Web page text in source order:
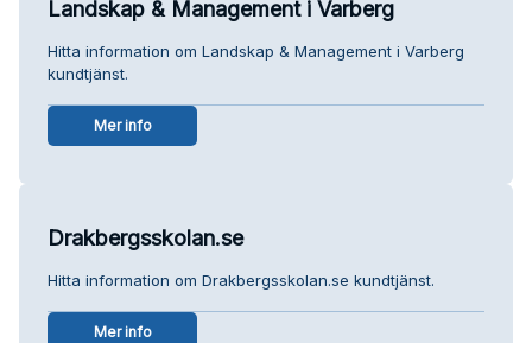
Landskap & Management i Varberg
Hitta information om Landskap & Management i Varberg
kundtjänst.
Mer info
Drakbergsskolan.se
Hitta information om Drakbergsskolan.se kundtjänst.
Mer info